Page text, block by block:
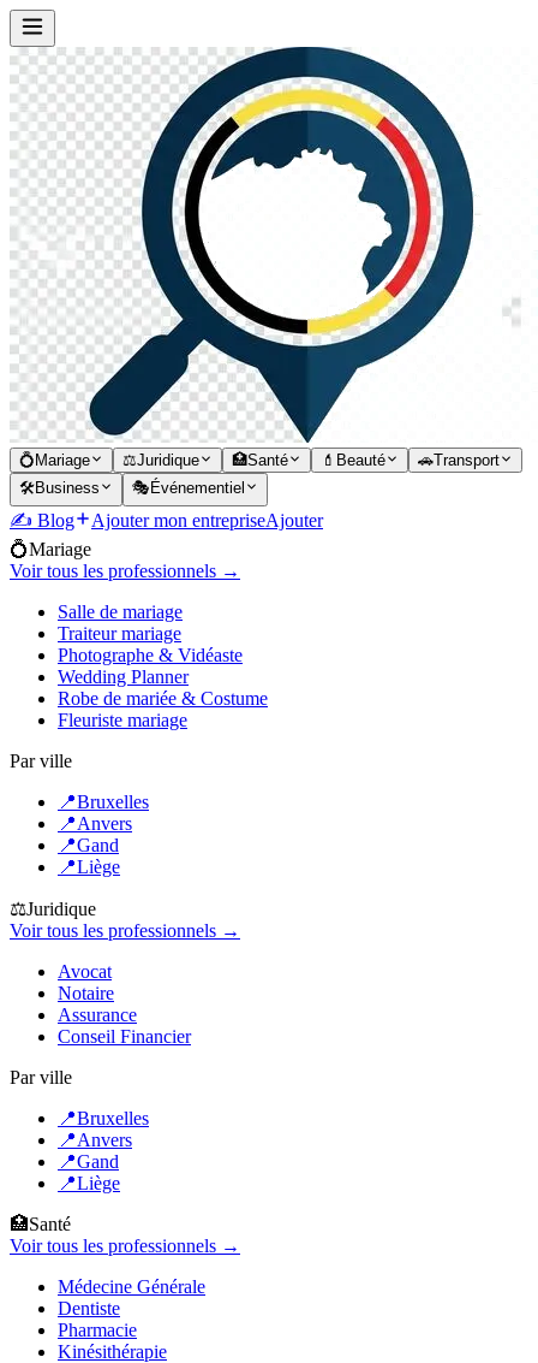
💍 Mariage ⚖️Juridique 🏥Santé 💄 Beauté 🚗Transport
🛠️Business 🎭 Événementiel
✍️ Blog Ajouter mon entrepriseAjouter
💍Mariage
Voir tous les professionnels →
Salle de mariage
Traiteur mariage
Photographe & Vidéaste
Wedding Planner
Robe de mariée & Costume
Fleuriste mariage
Par ville
📍Bruxelles
📍Anvers
📍Gand
📍Liège
⚖️Juridique
Voir tous les professionnels →
Avocat
Notaire
Assurance
Conseil Financier
Par ville
📍Bruxelles
📍Anvers
📍Gand
📍Liège
🏥Santé
Voir tous les professionnels →
Médecine Générale
Dentiste
Pharmacie
Kinésithérapie